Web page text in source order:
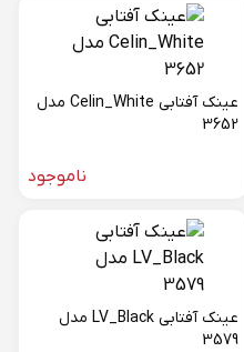
عینک آفتابی Celin_White مدل
3652
ناموجود
عینک آفتابی LV_Black مدل
3579